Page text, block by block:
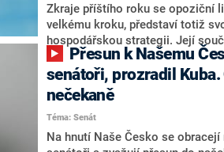
Zkraje příštího roku se opoziční
velkému kroku, představí totiž
hospodářskou strategii. Její
stárnutí populace, řekl ve středu
nový předseda lidovců Jan
senátních volbách kandiduje ve
aktivitu opozice, o níž vládní
komentátoři mluví jako o slabé a
úmorná práce upozorňovat na
senátoři, prozradil Kuba.
nečekaně
Téma: Senát
Na hnutí Naše Česko se